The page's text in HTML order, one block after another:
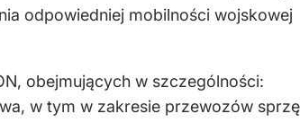
odpowiedniej mobilności wojskowej
obejmujących w szczególności:
w tym w zakresie przewozów